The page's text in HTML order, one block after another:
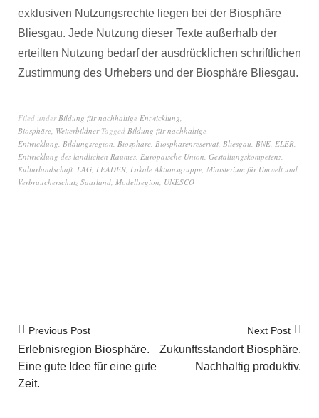
exklusiven Nutzungsrechte liegen bei der Biosphäre
Bliesgau. Jede Nutzung dieser Texte außerhalb der
erteilten Nutzung bedarf der ausdrücklichen schriftlichen
Zustimmung des Urhebers und der Biosphäre Bliesgau.
Filed underBildung für nachhaltige Entwicklung,
Biosphäre, Weiterbildner Tagged Bildung für nachhaltige
Entwicklung, Bildungsregion, Biosphäre, Biosphärenreservat, Bliesgau, BNE, ELER,
Entwicklung des ländlichen Raumes, Europäische Union, Gestaltungskompetenz,
Kulturlandschaft, LAG, LEADER, Lokale Aktionsgruppe, Ministerium für Umwelt und
Verbraucherschutz Saarland, Modellregion, UNESCO
Previous Post
Erlebnisregion Biosphäre.
Eine gute Idee für eine gute
Zeit.
Next Post
Zukunftsstandort Biosphäre.
Nachhaltig produktiv.